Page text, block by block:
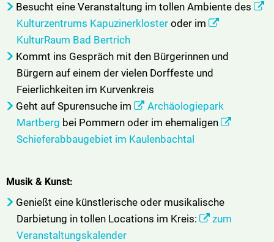
Besucht eine Veranstaltung im tollen Ambiente des
Kulturzentrums Kapuzinerkloster oder im
KulturRaum Bad Bertrich
Kommt ins Gespräch mit den Bürgerinnen und
Bürgern auf einem der vielen Dorffeste und
Feierlichkeiten im Kurvenkreis
Geht auf Spurensuche im
Archäologiepark
Martberg bei Pommern oder im ehemaligen
Schieferabbaugebiet im Kaulenbachtal
Musik & Kunst:
Genießt eine künstlerische oder musikalische
Darbietung in tollen Locations im Kreis:
zum
Veranstaltungskalender